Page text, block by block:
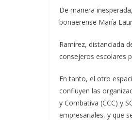
De manera
bonaerense María
Ramírez, distanciada
consejeros escolares
En tanto, el otro
confluyen las
y Combativa (CCC) y
empresariales, y que